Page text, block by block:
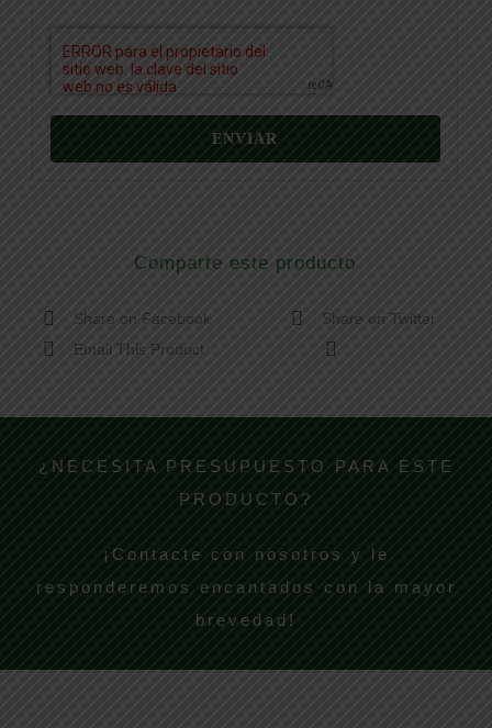
Comparte este producto
Share on Facebook
Share on Twitter
Email This Product
¿NECESITA PRESUPUESTO PARA ESTE
PRODUCTO?
¡Contacte con nosotros y le
responderemos encantados con la mayor
brevedad!